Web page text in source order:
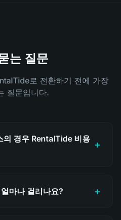
는 질문
로 전환하기 전에 가장
질문입니다.
경우 RentalTide 비용 +
마나 걸리나요? +